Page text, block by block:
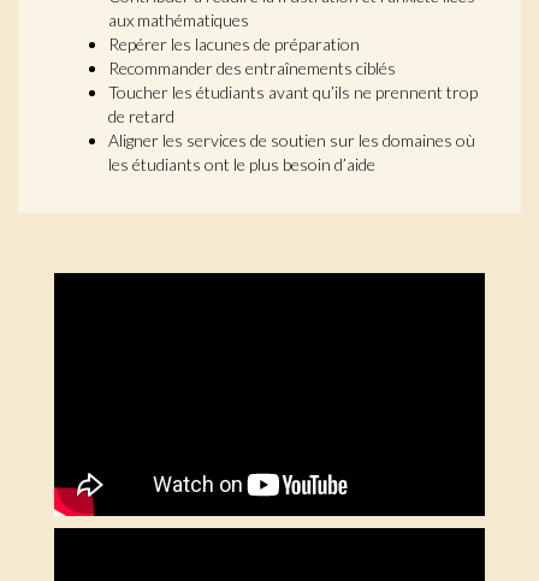
aux mathématiques
Repérer les lacunes de préparation
Recommander des entraînements ciblés
Toucher les étudiants avant qu’ils ne prennent trop
de retard
Aligner les services de soutien sur les domaines où
les étudiants ont le plus besoin d’aide